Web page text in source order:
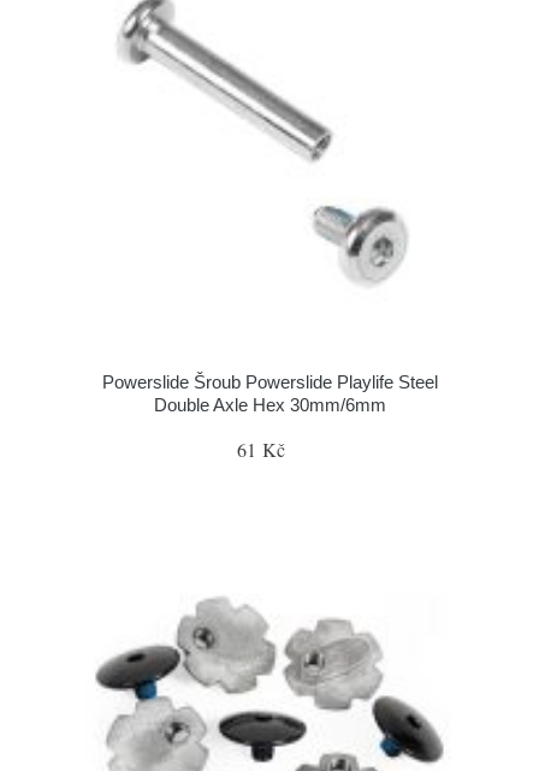
Powerslide Šroub Powerslide Playlife Steel
Double Axle Hex 30mm/6mm
61 Kč